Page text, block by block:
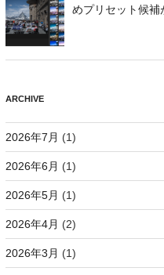
めプリセット候補
ARCHIVE
2026年7月 (1)
2026年6月 (1)
2026年5月 (1)
2026年4月 (2)
2026年3月 (1)